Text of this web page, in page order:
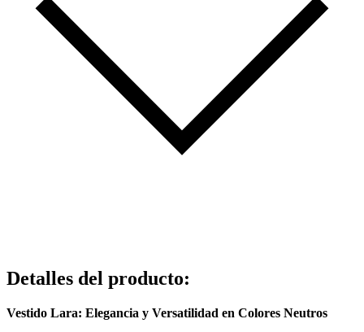
Detalles del producto:
Vestido Lara: Elegancia y Versatilidad en Colores Neutros